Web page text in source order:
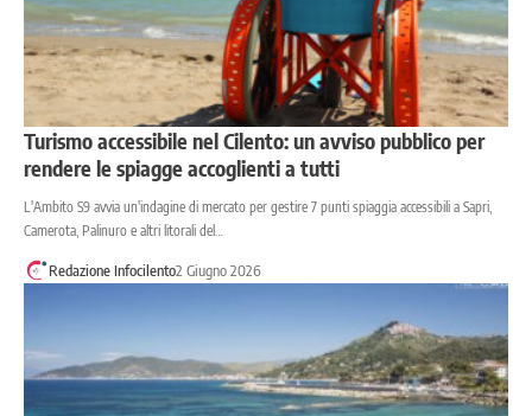
Turismo accessibile nel Cilento: un avviso pubblico per
rendere le spiagge accoglienti a tutti
L'Ambito S9 avvia un'indagine di mercato per gestire 7 punti spiaggia accessibili a Sapri,
Camerota, Palinuro e altri litorali del…
Redazione Infocilento2 Giugno 2026